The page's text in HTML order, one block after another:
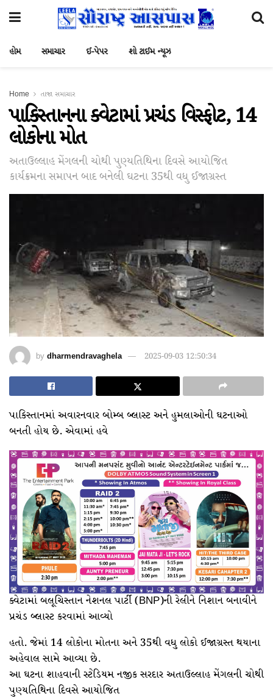
હોમ સમાચાર ઈ-પેપર શો ટાઈમ ન્યૂઝ
Home તાજા સમાચાર
પાકિસ્તાનના ક્વેટામાં પ્રચંડ વિસ્ફોટ, 14
લોકોના મોત
અતાઉલ્લાહ મેંગલની ચોથી પુણ્યતિથિના દિવસે આયોજિત
કાર્યક્રમના સમાપન બાદ બનેલી ઘટના 35થી વધુ ઈજાગ્રસ્ત
by dharmendravaghela 2025-09-03 12:50:34
પાકિસ્તાનમાં અવારનવાર બોમ્બ બ્લાસ્ટ અને હુમલાઓની ઘટનાઓ
બનતી હોય છે. એવામાં હવે
ક્વેટામાં બલૂચિસ્તાન નેશનલ પાર્ટી (BNP)ની રેલીને નિશાન બનાવીને
પ્રચંડ બ્લાસ્ટ કરવામાં આવ્યો
હતો. જેમાં 14 લોકોના મોતના અને 35થી વધુ લોકો ઈજાગ્રસ્ત થયાના
અહેવાલ સામે આવ્યા છે.
આ ઘટના શાહવાની સ્ટેડિયમ નજીક સરદાર અતાઉલ્લાહ મેંગલની ચોથી
પુણ્યતિથિના દિવસે આયોજિત